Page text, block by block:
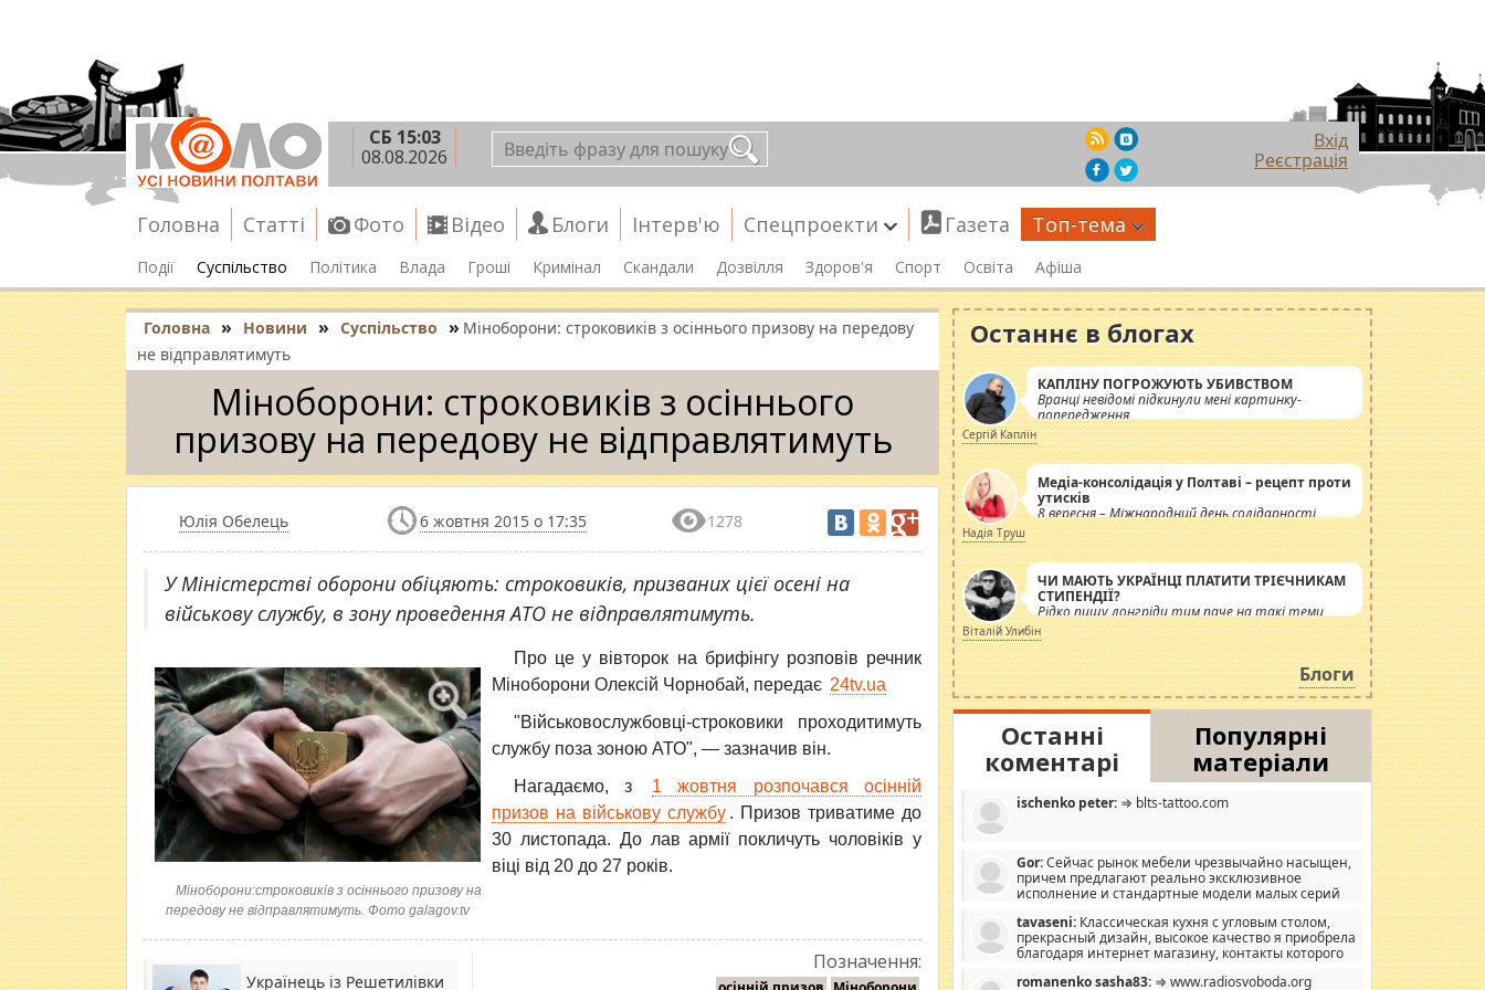
СБ 15:03
08.08.2026
Вхід
Реєстрація
Головна Статті Фото Відео Блоги Інтерв'ю Спецпроекти Газета Топ-тема
Події Суспільство Політика Влада Гроші Кримінал Скандали Дозвілля Здоров'я Спорт Освіта Афіша
Головна » Новини » Суспільство » Міноборони: строковиків з осіннього призову на передову
не відправлятимуть
Міноборони: строковиків з осіннього
призову на передову не відправлятимуть
Юлія Обелець 6 жовтня 2015 о 17:35 1278
У Міністерстві оборони обіцяють: строковиків, призваних цієї осені на
військову службу, в зону проведення АТО не відправлятимуть.
Міноборони:строковиків з осіннього призову на
передову не відправлятимуть. Фото galagov.tv
Про це у вівторок на брифінгу розповів речник
Міноборони Олексій Чорнобай, передає 24tv.ua
"Військовослужбовці-строковики проходитимуть
службу поза зоною АТО", — зазначив він.
Нагадаємо, з
1 жовтня розпочався осінній
призов на військову службу . Призов триватиме до
30 листопада. До лав армії покличуть чоловіків у
віці від 20 до 27 років.
Українець із Решетилівки
Позначення:
Останнє в блогах
КАПЛІНУ ПОГРОЖУЮТЬ УБИВСТВОМ
Вранці невідомі підкинули мені картинку-
попередження
Сергій Каплін
Медіа-консолідація у Полтаві – рецепт проти
утисків
8 вересня – Міжнародний день солідарності
журналістів.
Надія Труш
ЧИ МАЮТЬ УКРАЇНЦІ ПЛАТИТИ ТРІЄЧНИКАМ
СТИПЕНДІЇ?
Рідко пишу лонгріди тим паче на такі теми,
але вже просто дістало! Обурюють сьогоднішні
інсенуації навколо стипендіального питання.
Штучно роздувається ще одна соціальна
катастрофа.
Віталій Улибін
Блоги
Останні
коментарі
Популярні
матеріали
ischenko peter: ⇒ blts-tattoo.com
Gor:Сейчас рынок мебели чрезвычайно насыщен,
причем предлагают реально эксклюзивное
исполнение и стандартные модели малых серий
дизайну, мало походит на стандартные формы, в MebelOk,
креативненько и что главное - со вкусом все в порядке,
без ненужных наворотов удорожающих мебель, а это не
tavaseni: Классическая кухня с угловым столом,
прекрасный дизайн, высокое качество я приобрела
благодаря интернет магазину, контакты которого
romanenko sasha83: ⇒ www.radiosvoboda.org